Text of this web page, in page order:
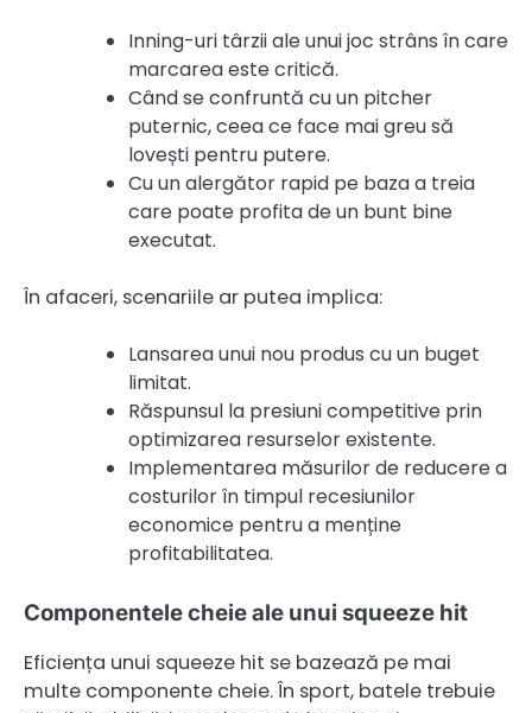
Inning-uri târzii ale unui joc strâns în care
marcarea este critică.
Când se confruntă cu un pitcher
puternic, ceea ce face mai greu să
lovești pentru putere.
Cu un alergător rapid pe baza a treia
care poate profita de un bunt bine
executat.
În afaceri, scenariile ar putea implica:
Lansarea unui nou produs cu un buget
limitat.
Răspunsul la presiuni competitive prin
optimizarea resurselor existente.
Implementarea măsurilor de reducere a
costurilor în timpul recesiunilor
economice pentru a menține
profitabilitatea.
Componentele cheie ale unui squeeze hit
Eficiența unui squeeze hit se bazează pe mai
multe componente cheie. În sport, batele trebuie